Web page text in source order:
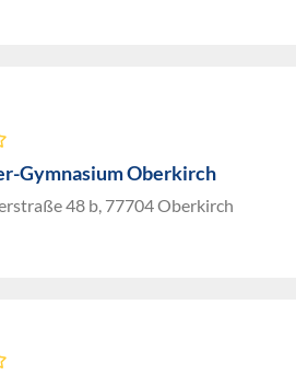
Gymnasium Oberkirch
48 b, 77704 Oberkirch